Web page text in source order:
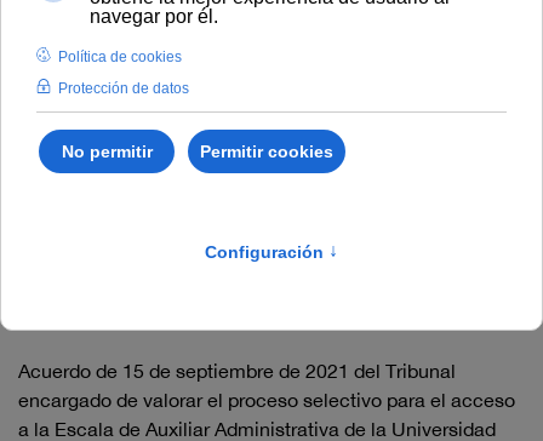
Acuerdo del Tribunal
encargado de valorar el
proceso selectivo para el
acceso a la Escala de
Acuerdo de 15 de septiembre de 2021 del Tribunal
encargado de valorar el proceso selectivo para el acceso
a la Escala de Auxiliar Administrativa de la Universidad